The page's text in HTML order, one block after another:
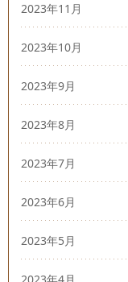
2023年11月
2023年10月
2023年9月
2023年8月
2023年7月
2023年6月
2023年5月